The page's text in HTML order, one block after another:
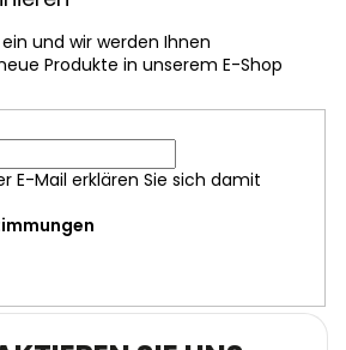
und wir werden Ihnen
Produkte in unserem E-Shop
E-Mail erklären Sie sich damit